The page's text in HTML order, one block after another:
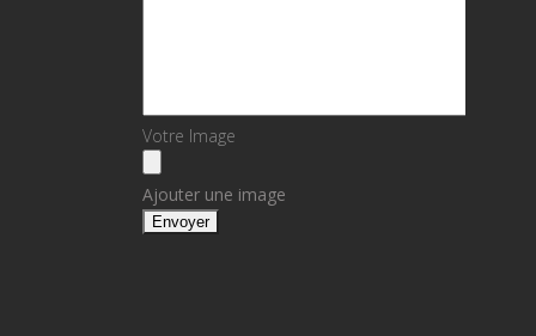
Votre Image
Ajouter une image